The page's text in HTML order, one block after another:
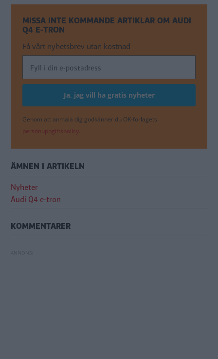
MISSA INTE KOMMANDE ARTIKLAR OM AUDI
Q4 E-TRON
Få vårt nyhetsbrev utan kostnad
Genom att anmäla dig godkänner du OK-förlagets
personuppgiftspolicy.
ÄMNEN I ARTIKELN
Nyheter
Audi Q4 e-tron
KOMMENTARER